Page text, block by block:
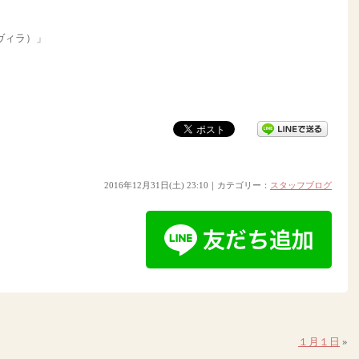
ラ）」
2016年12月31日(土) 23:10｜カテゴリー： スタッフブログ
１月１日 »